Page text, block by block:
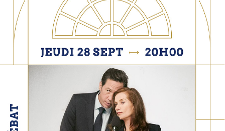
FILMS ET HORAIRES
ÉVÉNEMENTS
RÉSERVATION
PROGRAMME